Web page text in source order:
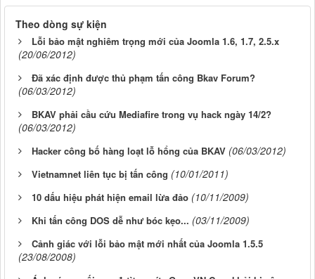
Theo dòng sự kiện
Lỗi bảo mật nghiêm trọng mới của Joomla 1.6, 1.7, 2.5.x
(20/06/2012)
Đã xác định được thủ phạm tấn công Bkav Forum?
(06/03/2012)
BKAV phải cầu cứu Mediafire trong vụ hack ngày 14/2?
(06/03/2012)
Hacker công bố hàng loạt lỗ hổng của BKAV (06/03/2012)
Vietnamnet liên tục bị tấn công (10/01/2011)
10 dấu hiệu phát hiện email lừa đảo (10/11/2009)
Khi tấn công DOS dễ như bóc kẹo... (03/11/2009)
Cảnh giác với lỗi bảo mật mới nhất của Joomla 1.5.5
(23/08/2008)